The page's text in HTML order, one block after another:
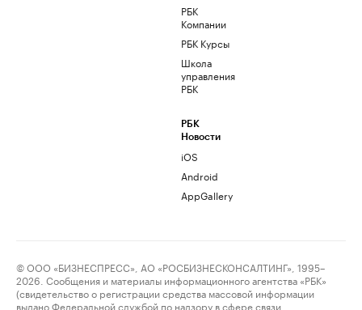
РБК
Компании
РБК Курсы
Школа
управления
РБК
РБК
Новости
iOS
Android
AppGallery
© ООО «БИЗНЕСПРЕСС», АО «РОСБИЗНЕСКОНСАЛТИНГ», 1995–
2026. Сообщения и материалы информационного агентства «РБК»
(свидетельство о регистрации средства массовой информации
выдано Федеральной службой по надзору в сфере связи,